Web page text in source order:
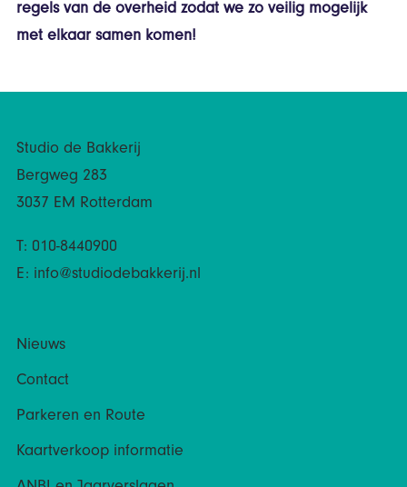
regels van de overheid zodat we zo veilig mogelijk
met elkaar samen komen!
Studio de Bakkerij
Bergweg 283
3037 EM Rotterdam
T: 010-8440900
E: info@studiodebakkerij.nl
Nieuws
Contact
Parkeren en Route
Kaartverkoop informatie